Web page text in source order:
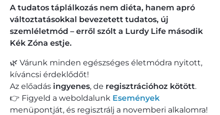
A tudatos táplálkozás nem diéta, hanem apró
változtatásokkal bevezetett tudatos, új
szemléletmód – erről szólt a Lurdy Life második
Kék Zóna estje.
🌿 Várunk minden egészséges életmódra nyitott,
kíváncsi érdeklődőt!
Az előadás ingyenes, de regisztrációhoz kötött.
👉 Figyeld a weboldalunk Események
menüpontját, és regisztrálj a novemberi alkalomra!